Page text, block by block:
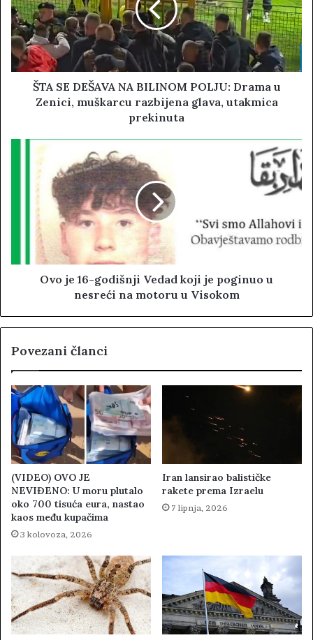
ŠTA SE DEŠAVA NA BILINOM POLJU: Drama u
Zenici, muškarcu razbijena glava, utakmica
prekinuta
Ovo je 16-godišnji Vedad koji je poginuo u
nesreći na motoru u Visokom
Povezani članci
(VIDEO) OVO JE
NEVIĐENO: U moru plutalo
oko 700 tisuća eura, nastao
kaos među kupačima
3 kolovoza, 2026
Iran lansirao balističke
rakete prema Izraelu
7 lipnja, 2026